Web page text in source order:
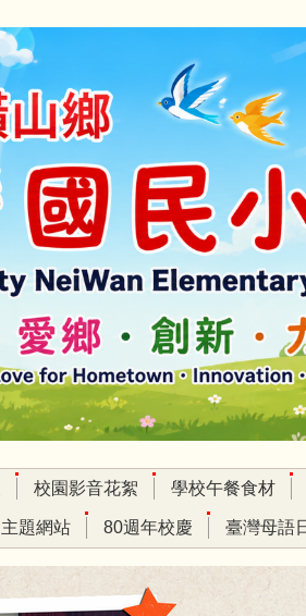
校園影音花絮 學校午餐食材
主題網站 80週年校慶 臺灣母語